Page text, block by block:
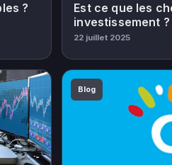
?
Est ce que les
investissement ?
22 juillet 2025
Blog